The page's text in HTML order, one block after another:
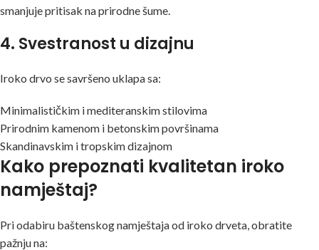
smanjuje pritisak na prirodne šume.
4. Svestranost u dizajnu
Iroko drvo se savršeno uklapa sa:
Minimalističkim i mediteranskim stilovima
Prirodnim kamenom i betonskim površinama
Skandinavskim i tropskim dizajnom
Kako prepoznati kvalitetan iroko
namještaj?
Pri odabiru baštenskog namještaja od iroko drveta, obratite
pažnju na: